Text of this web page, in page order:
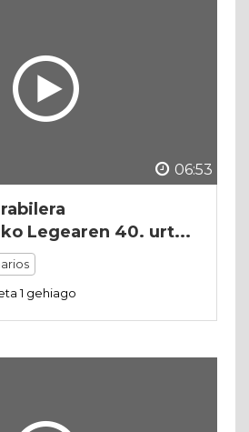
06:53
Legearen 40. urt...
1 gehiago